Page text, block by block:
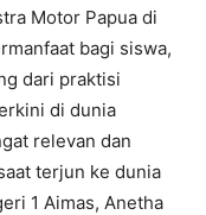
Motor Papua di
bagi siswa,
dari praktisi
di dunia
relevan dan
terjun ke dunia
1 Aimas, Anetha